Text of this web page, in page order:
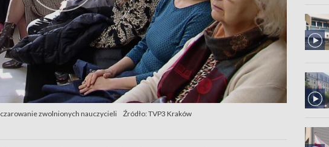
zwolnionych nauczycieli Źródło: TVP3 Kraków